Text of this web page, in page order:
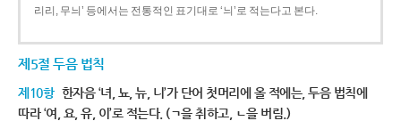
리리, 무늬’ 등에서는 전통적인 표기대로 ‘늬’로 적는다고 본다.
제5절 두음 법칙
제10항 한자음 ‘녀, 뇨, 뉴, 니’가 단어 첫머리에 올 적에는, 두음 법칙에
따라 ‘여, 요, 유, 이’로 적는다. (ㄱ을 취하고, ㄴ을 버림.)